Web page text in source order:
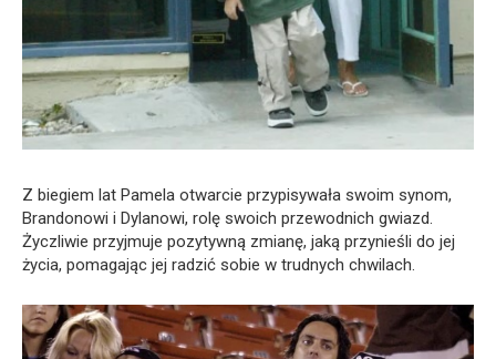
Z biegiem lat Pamela otwarcie przypisywała swoim synom,
Brandonowi i Dylanowi, rolę swoich przewodnich gwiazd.
Życzliwie przyjmuje pozytywną zmianę, jaką przynieśli do jej
życia, pomagając jej radzić sobie w trudnych chwilach.